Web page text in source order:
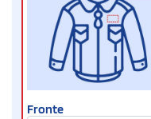
Fronte